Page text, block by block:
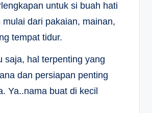
untuk si buah hati
mulai dari pakaian, mainan,
tempat tidur.
saja, hal terpenting yang
dan persiapan penting
Ya..nama buat di kecil